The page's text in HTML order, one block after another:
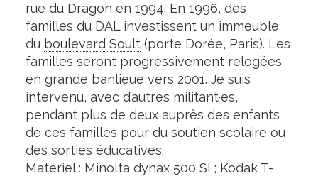
rue du Dragon en 1994. En 1996, des
familles du DAL investissent un immeuble
du boulevard Soult (porte Dorée, Paris). Les
familles seront progressivement relogées
en grande banlieue vers 2001. Je suis
intervenu, avec d’autres militant·es,
pendant plus de deux auprès des enfants
de ces familles pour du soutien scolaire ou
des sorties éducatives.
Matériel : Minolta dynax 500 SI ; Kodak T-